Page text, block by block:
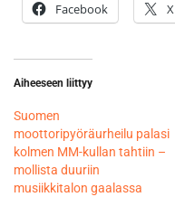
Facebook X
Aiheeseen liittyy
Suomen
moottoripyöräurheilu palasi
kolmen MM-kullan tahtiin –
mollista duuriin
musiikkitalon gaalassa